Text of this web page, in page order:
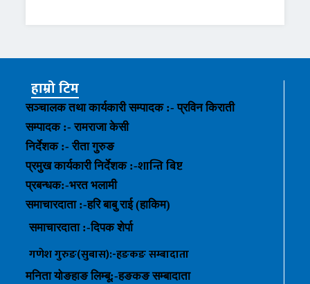
हाम्रो टिम
सञ्चालक तथा कार्यकारी सम्पादक :- प्रविन किराती
सम्पादक :- रामराजा केसी
निर्देशक :- रीता गुरुङ
प्रमुख कार्यकारी निर्देशक :-शान्ति बिष्ट
प्रबन्धक:-भरत भलामी
समाचारदाता :-हरि बाबु राई (हाकिम)
समाचारदाता :-दिपक शेर्पा
गणेश गुरुङ(सुबास):-हङकङसम्बादाता
मनिता योङहाङलिम्बू:-हङकङ सम्बादाता